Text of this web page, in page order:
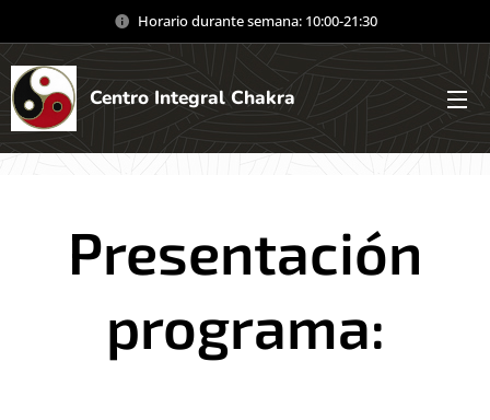
Horario durante semana: 10:00-21:30
Centro Integral Chakra
Presentación
programa: